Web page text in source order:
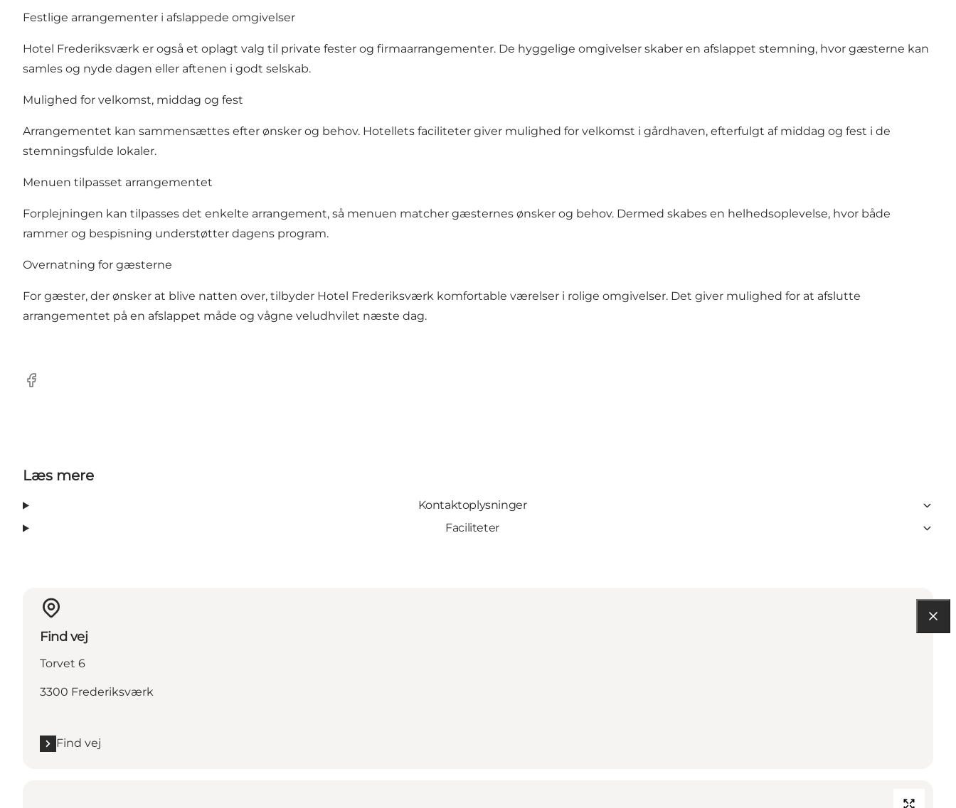
Festlige arrangementer i afslappede omgivelser
Hotel Frederiksværk er også et oplagt valg til private fester og firmaarrangementer. De hyggelige omgivelser skaber en afslappet stemning, hvor gæsterne kan
samles og nyde dagen eller aftenen i godt selskab.
Mulighed for velkomst, middag og fest
Arrangementet kan sammensættes efter ønsker og behov. Hotellets faciliteter giver mulighed for velkomst i gårdhaven, efterfulgt af middag og fest i de
stemningsfulde lokaler.
Menuen tilpasset arrangementet
Forplejningen kan tilpasses det enkelte arrangement, så menuen matcher gæsternes ønsker og behov. Dermed skabes en helhedsoplevelse, hvor både
rammer og bespisning understøtter dagens program.
Overnatning for gæsterne
For gæster, der ønsker at blive natten over, tilbyder Hotel Frederiksværk komfortable værelser i rolige omgivelser. Det giver mulighed for at afslutte
arrangementet på en afslappet måde og vågne veludhvilet næste dag.
Facebook
Læs mere
Kontaktoplysninger
Faciliteter
Find vej
Torvet 6
3300 Frederiksværk
Find vej